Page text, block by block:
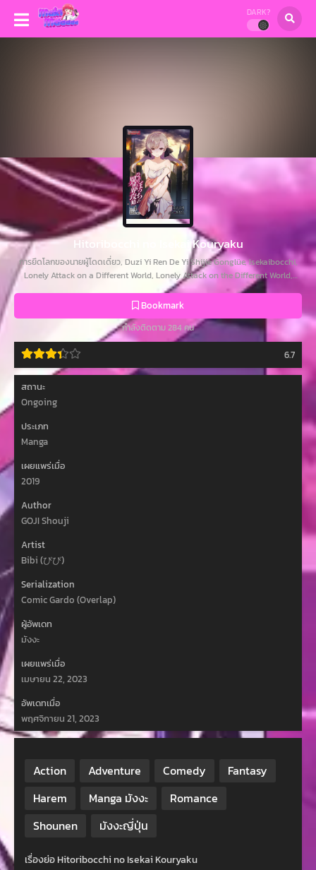
DARK?
Hitoribocchi no Isekai Kouryaku
การยึดโลกของนายผู้โดดเดี่ยว, Duzi Yi Ren De Yi Shijie Gonglüe, Isekaibocchi,
Lonely Attack on a Different World, Lonely Attack on the Different World,
Loner Life in Another World, Wetol'i'eui Isegye Gongryag, В одиночку против
другого мира, ひとりぼっちの異世界攻略, 独自一人的异世界攻略, 獨自一人
的異世界攻略, 외톨이의 이세계 공략
Bookmark
กำลังติดตาม 284 คน
6.7
สถานะ
Ongoing
ประเภท
Manga
เผยแพร่เมื่อ
2019
Author
GOJI Shouji
Artist
Bibi (びび)
Serialization
Comic Gardo (Overlap)
ผู้อัพเดท
มังงะ
เผยแพร่เมื่อ
เมษายน 22, 2023
อัพเดทเมื่อ
พฤศจิกายน 21, 2023
Action Adventure Comedy
Fantasy
Harem
Manga มังงะ
Romance
Shounen
มังงะญี่ปุ่น
เรื่องย่อ Hitoribocchi no Isekai Kouryaku